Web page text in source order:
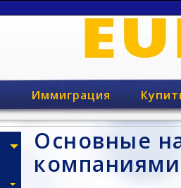
Иммиграция
Основные
компаниями